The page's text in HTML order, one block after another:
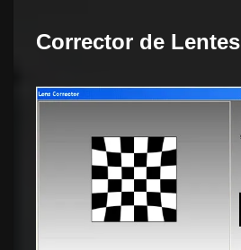
Corrector de Lentes